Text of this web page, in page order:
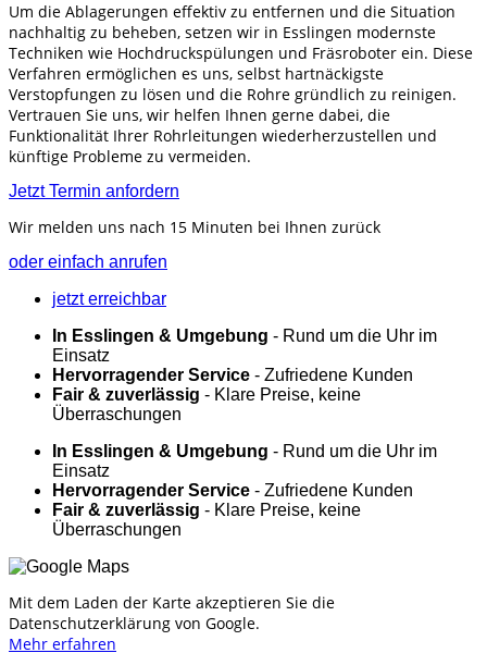
Um die Ablagerungen effektiv zu entfernen und die Situation
nachhaltig zu beheben, setzen wir in Esslingen modernste
Techniken wie Hochdruckspülungen und Fräsroboter ein. Diese
Verfahren ermöglichen es uns, selbst hartnäckigste
Verstopfungen zu lösen und die Rohre gründlich zu reinigen.
Vertrauen Sie uns, wir helfen Ihnen gerne dabei, die
Funktionalität Ihrer Rohrleitungen wiederherzustellen und
künftige Probleme zu vermeiden.
Jetzt Termin anfordern
Wir melden uns nach 15 Minuten bei Ihnen zurück
oder einfach anrufen
jetzt erreichbar
In Esslingen & Umgebung - Rund um die Uhr im
Einsatz
Hervorragender Service - Zufriedene Kunden
Fair & zuverlässig - Klare Preise, keine
Überraschungen
In Esslingen & Umgebung - Rund um die Uhr im
Einsatz
Hervorragender Service - Zufriedene Kunden
Fair & zuverlässig - Klare Preise, keine
Überraschungen
Mit dem Laden der Karte akzeptieren Sie die
Datenschutzerklärung von Google.
Mehr erfahren